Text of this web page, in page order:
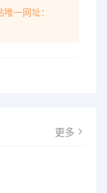
一网址：
更多